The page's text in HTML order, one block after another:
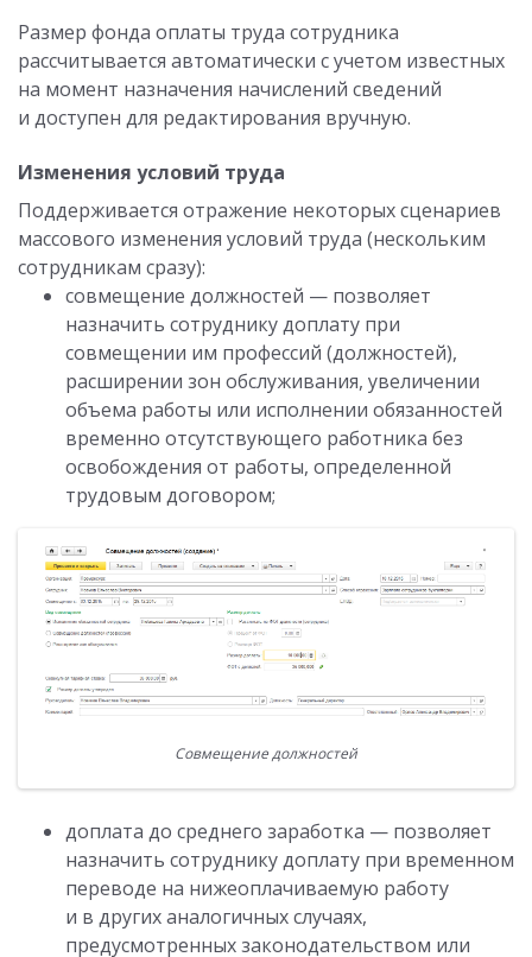
Размер фонда оплаты труда сотрудника
рассчитывается автоматически с учетом известных
на момент назначения начислений сведений
и доступен для редактирования вручную.
Изменения условий труда
Поддерживается отражение некоторых сценариев
массового изменения условий труда (нескольким
сотрудникам сразу):
совмещение должностей — позволяет
назначить сотруднику доплату при
совмещении им профессий (должностей),
расширении зон обслуживания, увеличении
объема работы или исполнении обязанностей
временно отсутствующего работника без
освобождения от работы, определенной
трудовым договором;
Совмещение должностей
доплата до среднего заработка — позволяет
назначить сотруднику доплату при временном
переводе на нижеоплачиваемую работу
и в других аналогичных случаях,
предусмотренных законодательством или